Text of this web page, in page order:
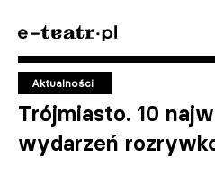
Aktualności
Trójmiasto. 10
wydarzeń